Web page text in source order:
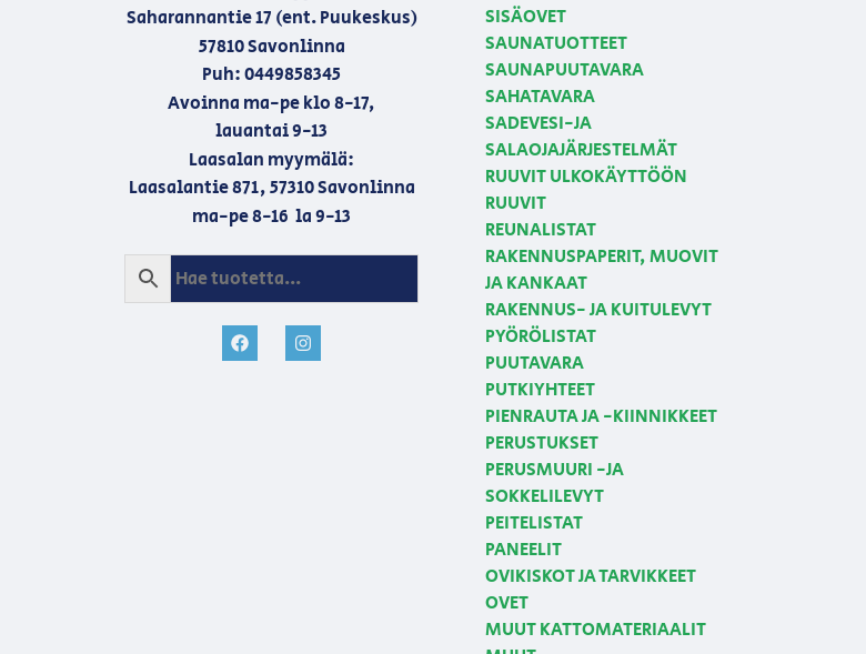
Saharannantie 17 (ent. Puukeskus)
57810 Savonlinna
Puh: 0449858345
Avoinna ma-pe klo 8-17,
lauantai 9-13
Laasalan myymälä:
Laasalantie 871, 57310 Savonlinna
ma-pe 8-16 la 9-13
SISÄOVET
SAUNATUOTTEET
SAUNAPUUTAVARA
SAHATAVARA
SADEVESI-JA
SALAOJAJÄRJESTELMÄT
RUUVIT ULKOKÄYTTÖÖN
RUUVIT
REUNALISTAT
RAKENNUSPAPERIT, MUOVIT
JA KANKAAT
RAKENNUS- JA KUITULEVYT
PYÖRÖLISTAT
PUUTAVARA
PUTKIYHTEET
PIENRAUTA JA -KIINNIKKEET
PERUSTUKSET
PERUSMUURI -JA
SOKKELILEVYT
PEITELISTAT
PANEELIT
OVIKISKOT JA TARVIKKEET
OVET
MUUT KATTOMATERIAALIT